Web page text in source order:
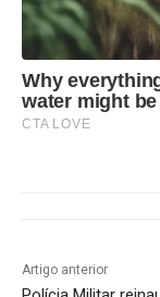
Why
water might
CTA LOVE
Artigo anterior